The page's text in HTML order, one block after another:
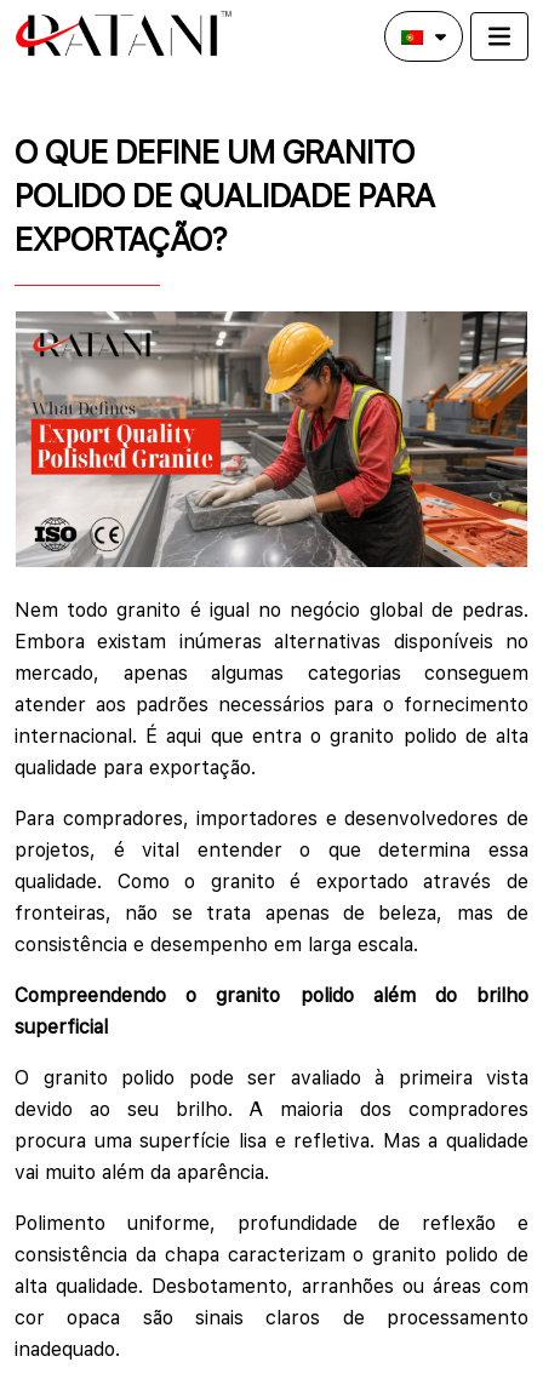
O QUE DEFINE UM GRANITO
POLIDO DE QUALIDADE PARA
EXPORTAÇÃO?
Nem todo granito é igual no negócio global de pedras.
Embora existam inúmeras alternativas disponíveis no
mercado, apenas algumas categorias conseguem
atender aos padrões necessários para o fornecimento
internacional. É aqui que entra o granito polido de alta
qualidade para exportação.
Para compradores, importadores e desenvolvedores de
projetos, é vital entender o que determina essa
qualidade. Como o granito é exportado através de
fronteiras, não se trata apenas de beleza, mas de
consistência e desempenho em larga escala.
Compreendendo o granito polido além do brilho
superficial
O granito polido pode ser avaliado à primeira vista
devido ao seu brilho. A maioria dos compradores
procura uma superfície lisa e refletiva. Mas a qualidade
vai muito além da aparência.
Polimento uniforme, profundidade de reflexão e
consistência da chapa caracterizam o granito polido de
alta qualidade. Desbotamento, arranhões ou áreas com
cor opaca são sinais claros de processamento
inadequado.